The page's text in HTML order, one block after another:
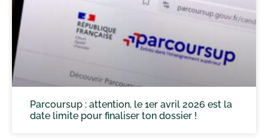
Parcoursup : attention, le 1er avril 2026 est la
date limite pour finaliser ton dossier !